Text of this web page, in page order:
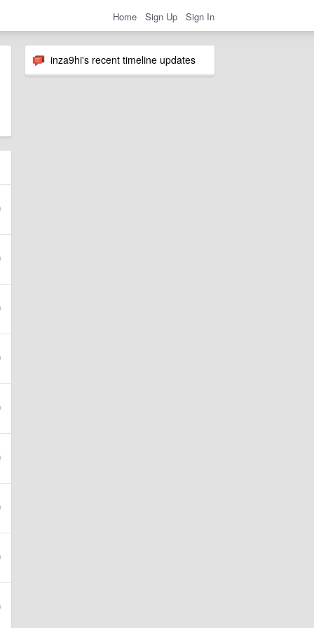
Home Sign Up Sign In
inza9hi's recent timeline updates